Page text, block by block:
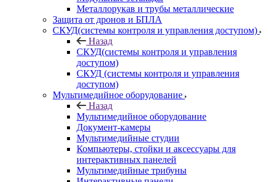
Металлорукав и трубы металлические
Защита от дронов и БПЛА
СКУД(системы контроля и управления доступом)
Назад
СКУД(системы контроля и управления
доступом)
СКУД (системы контроля и управления
доступом)
Мультимедийное оборудование
Назад
Мультимедийное оборудование
Документ-камеры
Мультимедийные студии
Компьютеры, стойки и аксессуары для
интерактивных панелей
Мультимедийные трибуны